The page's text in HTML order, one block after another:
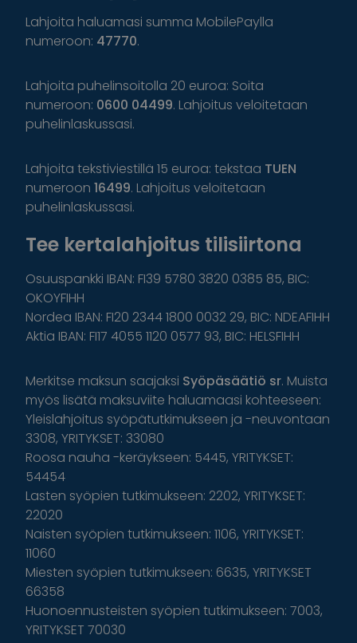
Lahjoita haluamasi summa MobilePaylla
numeroon: 47770.
Lahjoita puhelinsoitolla 20 euroa: Soita
numeroon: 0600 04499. Lahjoitus veloitetaan
puhelinlaskussasi.
Lahjoita tekstiviestillä 15 euroa: tekstaa TUEN
numeroon 16499. Lahjoitus veloitetaan
puhelinlaskussasi.
Tee kertalahjoitus tilisiirtona
Osuuspankki IBAN: FI39 5780 3820 0385 85, BIC:
OKOYFIHH
Nordea IBAN: FI20 2344 1800 0032 29, BIC: NDEAFIHH
Aktia IBAN: FI17 4055 1120 0577 93, BIC: HELSFIHH
Merkitse maksun saajaksi Syöpäsäätiö sr. Muista
myös lisätä maksuviite haluamaasi kohteeseen:
Yleislahjoitus syöpätutkimukseen ja -neuvontaan
3308, YRITYKSET: 33080
Roosa nauha -keräykseen: 5445, YRITYKSET:
54454
Lasten syöpien tutkimukseen: 2202, YRITYKSET:
22020
Naisten syöpien tutkimukseen: 1106, YRITYKSET:
11060
Miesten syöpien tutkimukseen: 6635, YRITYKSET
66358
Huonoennusteisten syöpien tutkimukseen: 7003,
YRITYKSET 70030